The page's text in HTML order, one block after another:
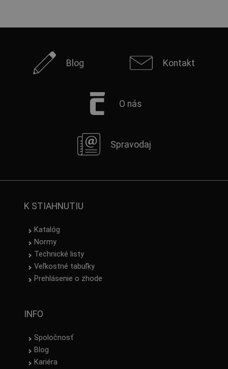
Blog Kontakt
O nás
Spravodaj
K STIAHNUTIU
Katalóg
Normy
Technické listy
Veľkostné tabuľky
Prehlásenie o zhode
INFO
Spoločnosť
Blog
Kariéra